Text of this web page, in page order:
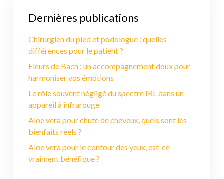
Dernières publications
Chirurgien du pied et podologue : quelles
différences pour le patient ?
Fleurs de Bach : un accompagnement doux pour
harmoniser vos émotions
Le rôle souvent négligé du spectre IRL dans un
appareil à infrarouge
Aloe vera pour chute de cheveux, quels sont les
bienfaits réels ?
Aloe vera pour le contour des yeux, est-ce
vraiment bénéfique ?